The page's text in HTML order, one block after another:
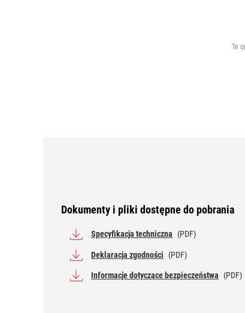
Te
Dokumenty i pliki dostępne do pobrania
Specyfikacja techniczna (PDF)
Deklaracja zgodności (PDF)
Informacje dotyczące bezpieczeństwa (PDF)